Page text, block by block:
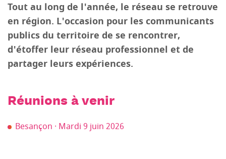
Tout au long de l'année, le réseau se retrouve
en région. L'occasion pour les communicants
publics du territoire de se rencontrer,
d'étoffer leur réseau professionnel et de
partager leurs expériences.
Réunions à venir
Besançon · Mardi 9 juin 2026